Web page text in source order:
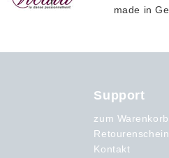
Support
zum Warenkorb
Retourenschein
Kontakt